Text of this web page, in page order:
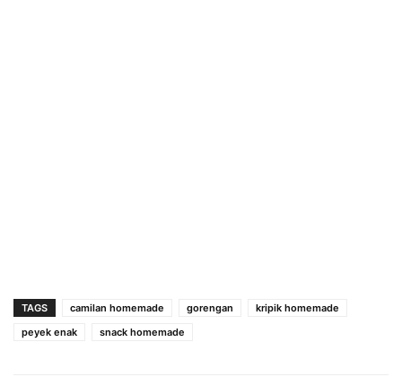
TAGS camilan homemade gorengan
kripik homemade
peyek enak
snack homemade